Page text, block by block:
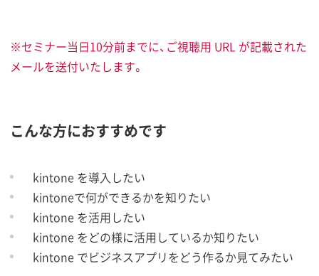
※セミナー当日10分前までに、ご視聴用 URL が記載された
メールを送付いたします。
こんな方におすすめです
kintone を導入したい
kintoneで何ができるかを知りたい
kintone を活用したい
kintone をどの様に活用しているか知りたい
kintone でビジネスアプリをどう作るか見てみたい